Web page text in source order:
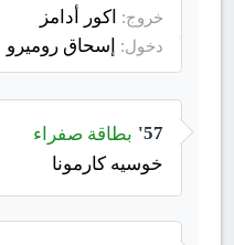
خروج: اكور أدامز
دخول: إسحاق روميرو
57' بطاقة صفراء
خوسيه كارمونا